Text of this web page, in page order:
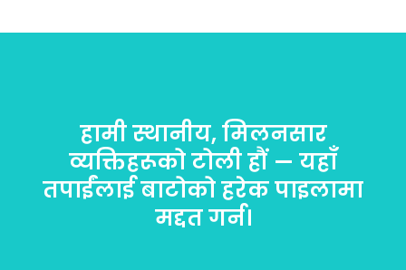
हामी स्थानीय, मिलनसार
व्यक्तिहरूको टोली हौं — यहाँ
तपाईंलाई बाटोको हरेक पाइलामा
मद्दत गर्न।